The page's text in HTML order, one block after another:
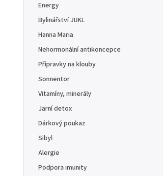
Energy
Bylinářství JUKL
Hanna Maria
Nehormonální antikoncepce
Přípravky na klouby
Sonnentor
Vitamíny, minerály
Jarní detox
Dárkový poukaz
Sibyl
Alergie
Podpora imunity